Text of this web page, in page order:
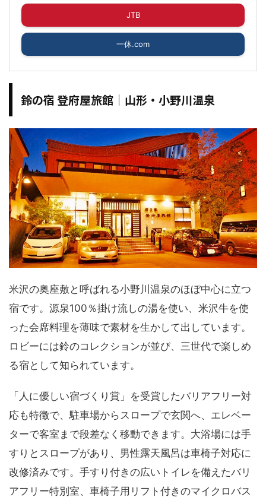
JTB
一休.com
鈴の宿 登府屋旅館｜山形・小野川温泉
米沢の奥座敷と呼ばれる小野川温泉のほぼ中心に立つ
宿です。源泉100％掛け流しの湯を使い、米沢牛を使
った会席料理を薄味で素材を生かして出しています。
ロビーには鈴のコレクションが並び、三世代で楽しめ
る宿として知られています。
「人に優しい宿づくり賞」を受賞したバリアフリー対
応も特徴で、駐車場からスロープで玄関へ、エレベー
ターで客室まで段差なく移動できます。大浴場には手
すりとスロープがあり、男性露天風呂は車椅子対応に
改修済みです。手すり付きの広いトイレを備えたバリ
アフリー特別室、車椅子用リフト付きのマイクロバス